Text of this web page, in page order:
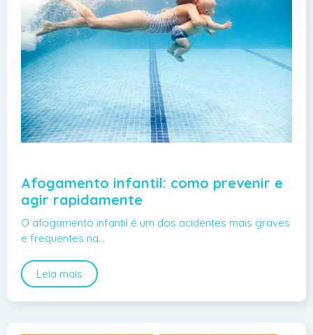
Afogamento infantil: como prevenir e
agir rapidamente
O afogamento infantil é um dos acidentes mais graves
e frequentes na…
Leia mais